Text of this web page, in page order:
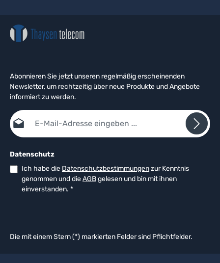
Abonnieren Sie jetzt unseren regelmäßig erscheinenden
Newsletter, um rechtzeitig über neue Produkte und Angebote
informiert zu werden.
E-Mail-Adresse*
Datenschutz
Ich habe die Datenschutzbestimmungenzur Kenntnis
genommen und dieAGBgelesen und bin mit ihnen
einverstanden. *
Die mit einem Stern (*) markierten Felder sind Pflichtfelder.